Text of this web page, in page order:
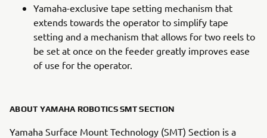
Yamaha-exclusive tape setting mechanism that
extends towards the operator to simplify tape
setting and a mechanism that allows for two reels to
be set at once on the feeder greatly improves ease
of use for the operator.
ABOUT YAMAHA ROBOTICS SMT SECTION
Yamaha Surface Mount Technology (SMT) Section is a